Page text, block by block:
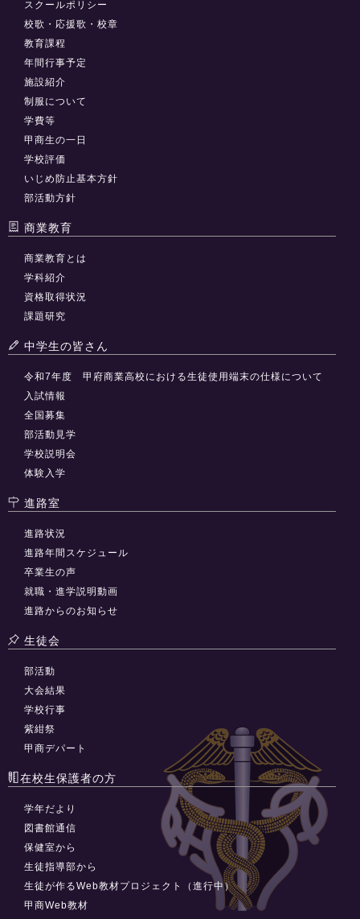
スクールポリシー
校歌・応援歌・校章
教育課程
年間行事予定
施設紹介
制服について
学費等
甲商生の一日
学校評価
いじめ防止基本方針
部活動方針
商業教育
商業教育とは
学科紹介
資格取得状況
課題研究
中学生の皆さん
令和7年度 甲府商業高校における生徒使用端末の仕様について
入試情報
全国募集
部活動見学
学校説明会
体験入学
進路室
進路状況
進路年間スケジュール
卒業生の声
就職・進学説明動画
進路からのお知らせ
生徒会
部活動
大会結果
学校行事
紫紺祭
甲商デパート
在校生保護者の方
学年だより
図書館通信
保健室から
生徒指導部から
生徒が作るWeb教材プロジェクト（進行中）
甲商Web教材